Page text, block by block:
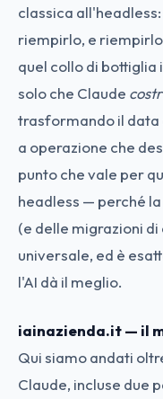
classica
riempirlo, e
quel collo di bottiglia
solo che Claude
trasformando il
a operazione che
punto che vale per
headless — perché
(e delle migrazioni
universale, ed è
l'AI dà il meglio.
iainazienda.it — il
Qui siamo andati
Claude, incluse due